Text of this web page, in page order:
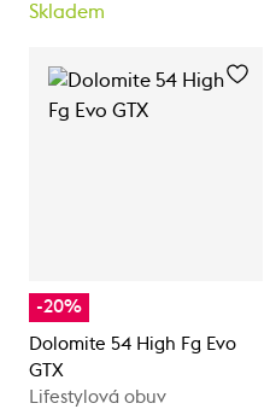
Skladem
-20%
Dolomite 54 High Fg Evo
GTX
Lifestylová obuv